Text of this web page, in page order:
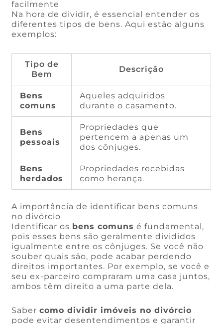
facilmente
Na hora de dividir, é essencial entender os
diferentes tipos de bens. Aqui estão alguns
exemplos:
Tipo de
Bem
Descrição
Bens
comuns
Aqueles adquiridos
durante o casamento.
Bens
pessoais
Propriedades que
pertencem a apenas um
dos cônjuges.
Bens
herdados
Propriedades recebidas
como herança.
A importância de identificar bens comuns
no divórcio
Identificar os bens comuns é fundamental,
pois esses bens são geralmente divididos
igualmente entre os cônjuges. Se você não
souber quais são, pode acabar perdendo
direitos importantes. Por exemplo, se você e
seu ex-parceiro compraram uma casa juntos,
ambos têm direito a uma parte dela.
Sabercomo dividir imóveis no divórcio
pode evitar desentendimentos e garantir